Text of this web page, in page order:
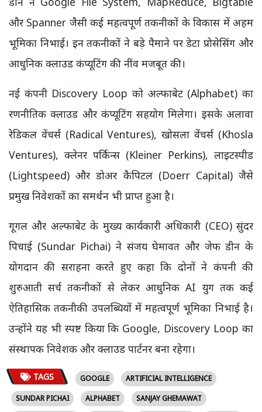
और Spanner जैसी कई महत्वपूर्ण तकनीकों के विकास में अहम
भूमिका निभाई। इन तकनीकों ने बड़े पैमाने पर डेटा प्रोसेसिंग और
आधुनिक क्लाउड कंप्यूटिंग की नींव मजबूत की।
नई कंपनी Discovery Loop को अल्फाबेट (Alphabet) का
रणनीतिक क्लाउड और कंप्यूटिंग सहयोग मिलेगा। इसके अलावा
रेडिकल वेंचर्स (Radical Ventures), खोसला वेंचर्स (Khosla
Ventures), क्लेनर पर्किन्स (Kleiner Perkins), लाइटस्पीड
(Lightspeed) और डोअर कैपिटल (Doerr Capital) जैसे
प्रमुख निवेशकों का समर्थन भी प्राप्त हुआ है।
गूगल और अल्फाबेट के मुख्य कार्यकारी अधिकारी (CEO) सुंदर
पिचाई (Sundar Pichai) ने संजय घेमावत और जेफ डीन के
योगदान की सराहना करते हुए कहा कि दोनों ने कंपनी की
शुरुआती सर्च तकनीकों से लेकर आधुनिक AI युग तक कई
ऐतिहासिक तकनीकी उपलब्धियों में महत्वपूर्ण भूमिका निभाई है।
उन्होंने यह भी स्पष्ट किया कि Google, Discovery Loop का
संस्थापक निवेशक और क्लाउड पार्टनर बना रहेगा।
TAGS GOOGLE
ARTIFICIAL INTELLIGENCE
SUNDAR PICHAI
ALPHABET
SANJAY GHEMAWAT